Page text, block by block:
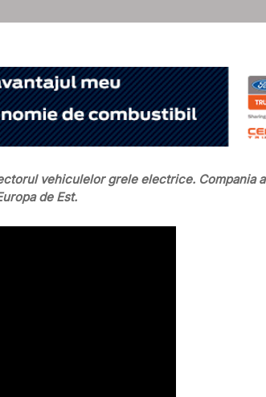
vehiculelor grele electrice. Compania a
de Est.